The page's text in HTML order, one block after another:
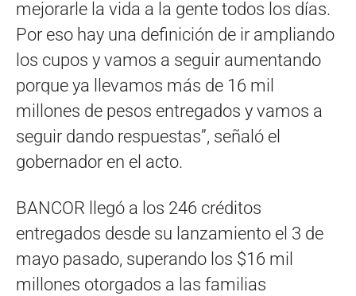
mejorarle la vida a la gente todos los días.
Por eso hay una definición de ir ampliando
los cupos y vamos a seguir aumentando
porque ya llevamos más de 16 mil
millones de pesos entregados y vamos a
seguir dando respuestas”, señaló el
gobernador en el acto.
BANCOR llegó a los 246 créditos
entregados desde su lanzamiento el 3 de
mayo pasado, superando los $16 mil
millones otorgados a las familias